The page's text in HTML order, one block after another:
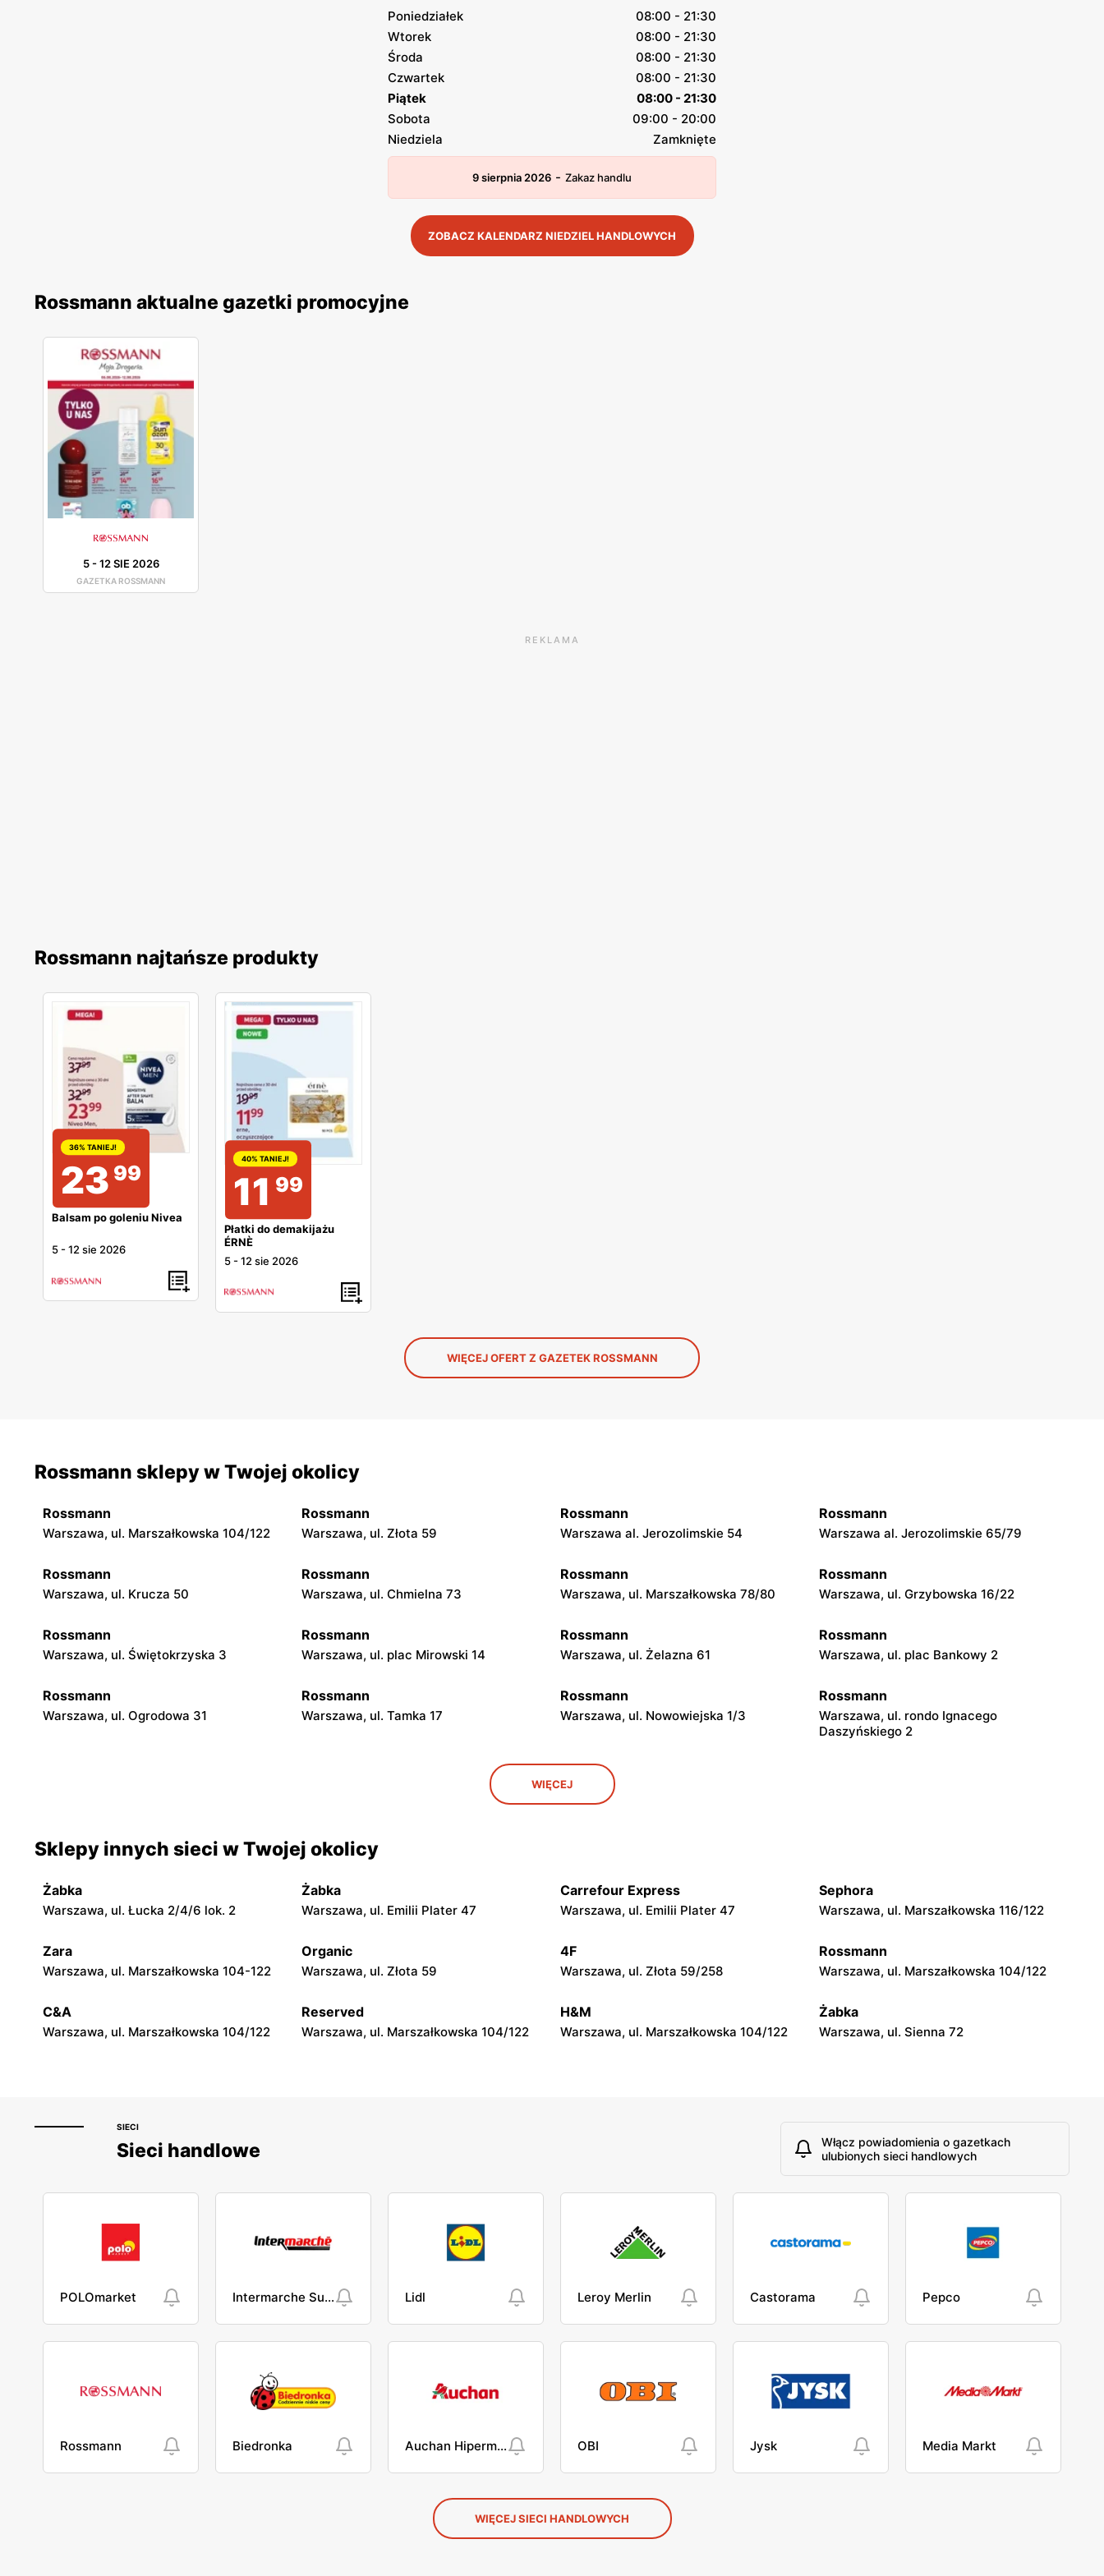
Poniedziałek
08:00 - 21:30
Wtorek
08:00 - 21:30
Środa
08:00 - 21:30
Czwartek
08:00 - 21:30
Piątek
08:00 - 21:30
Sobota
09:00 - 20:00
Niedziela
Zamknięte
9 sierpnia 2026 - Zakaz handlu
ZOBACZ KALENDARZ NIEDZIEL HANDLOWYCH
Rossmann aktualne gazetki promocyjne
5-12 SIE 2026
GAZETKA ROSSMANN
REKLAMA
Rossmann najtańsze produkty
36% TANIEJ!
23 99
Balsam po goleniu Nivea
5 -12 sie 2026
40% TANIEJ!
11 99
Płatki do demakijażu
ÉRNÈ
5 -12 sie 2026
WIĘCEJ OFERT Z GAZETEK ROSSMANN
Rossmann sklepy w Twojej okolicy
Rossmann
Warszawa, ul. Marszałkowska 104/122
Rossmann
Warszawa, ul. Złota 59
Rossmann
Warszawa al. Jerozolimskie 54
Rossmann
Warszawa al. Jerozolimskie 65/79
Rossmann
Warszawa, ul. Krucza 50
Rossmann
Warszawa, ul. Chmielna 73
Rossmann
Warszawa, ul. Marszałkowska 78/80
Rossmann
Warszawa, ul. Grzybowska 16/22
Rossmann
Warszawa, ul. Świętokrzyska 3
Rossmann
Warszawa, ul. plac Mirowski 14
Rossmann
Warszawa, ul. Żelazna 61
Rossmann
Warszawa, ul. plac Bankowy 2
Rossmann
Warszawa, ul. Ogrodowa 31
Rossmann
Warszawa, ul. Tamka 17
Rossmann
Warszawa, ul. Nowowiejska 1/3
Rossmann
Warszawa, ul. rondo Ignacego
Daszyńskiego 2
Warszawa, ul. Marszałkowska 28
Rossmann
Warszawa, ul. Senatorska 2
Warszawa, ul. Mokotowska 1 Warszawa, ul. Marszałkowska 126/134
Rossmann
Warszawa, ul. Świętojerska 16
Rossmann
Warszawa, ul. Wolska 19/25
Rossmann
Warszawa, ul. Grójecka 64
Rossmann
Warszawa, ul. Puławska 17
Rossmann
Warszawa, ul. Dzika 4
Rossmann
Warszawa, ul. Płocka 17
Rossmann
Warszawa, ul. Obozowa 16
Rossmann
Warszawa, ul. Grójecka 80/102
WIĘCEJ
Sklepy innych sieci w Twojej okolicy
Żabka
Warszawa, ul. Łucka 2/4/6 lok. 2
Żabka
Warszawa, ul. Emilii Plater 47
Carrefour Express
Warszawa, ul. Emilii Plater 47
Sephora
Warszawa, ul. Marszałkowska 116/122
Zara
Warszawa, ul. Marszałkowska 104-122
Organic
Warszawa, ul. Złota 59
4F
Warszawa, ul. Złota 59/258
Rossmann
Warszawa, ul. Marszałkowska 104/122
C&A
Warszawa, ul. Marszałkowska 104/122
Reserved
Warszawa, ul. Marszałkowska 104/122
H&M
Warszawa, ul. Marszałkowska 104/122
Żabka
Warszawa, ul. Sienna 72
SIECI
Sieci handlowe
Włącz powiadomienia o gazetkach
ulubionych sieci handlowych
POLOmarket Intermarche Super Lidl Leroy Merlin Castorama Pepco
Rossmann Biedronka Auchan Hipermarket OBI Jysk Media Markt
WIĘCEJ SIECI HANDLOWYCH